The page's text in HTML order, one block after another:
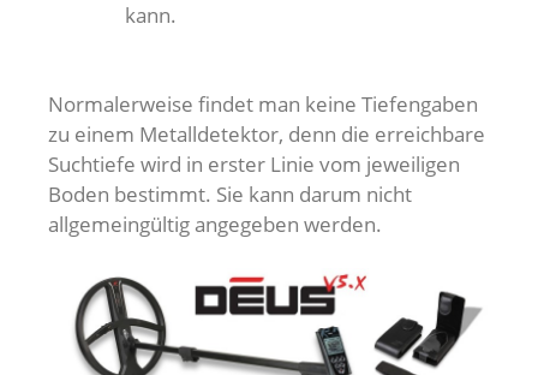
kann.
Normalerweise findet man keine Tiefengaben
zu einem Metalldetektor, denn die erreichbare
Suchtiefe wird in erster Linie vom jeweiligen
Boden bestimmt. Sie kann darum nicht
allgemeingültig angegeben werden.